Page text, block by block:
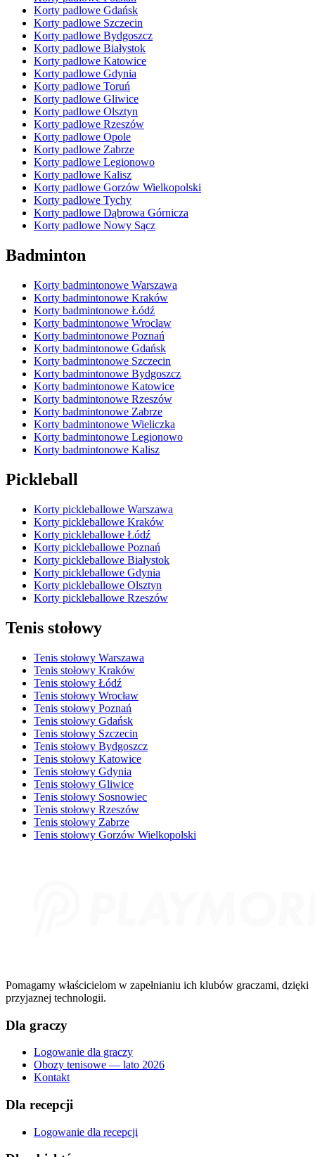
Korty padlowe Gdańsk
Korty padlowe Szczecin
Korty padlowe Bydgoszcz
Korty padlowe Białystok
Korty padlowe Katowice
Korty padlowe Gdynia
Korty padlowe Toruń
Korty padlowe Gliwice
Korty padlowe Olsztyn
Korty padlowe Rzeszów
Korty padlowe Opole
Korty padlowe Zabrze
Korty padlowe Legionowo
Korty padlowe Kalisz
Korty padlowe Gorzów Wielkopolski
Korty padlowe Tychy
Korty padlowe Dąbrowa Górnicza
Korty padlowe Nowy Sącz
Badminton
Korty badmintonowe Warszawa
Korty badmintonowe Kraków
Korty badmintonowe Łódź
Korty badmintonowe Wrocław
Korty badmintonowe Poznań
Korty badmintonowe Gdańsk
Korty badmintonowe Szczecin
Korty badmintonowe Bydgoszcz
Korty badmintonowe Katowice
Korty badmintonowe Rzeszów
Korty badmintonowe Zabrze
Korty badmintonowe Wieliczka
Korty badmintonowe Legionowo
Korty badmintonowe Kalisz
Pickleball
Korty pickleballowe Warszawa
Korty pickleballowe Kraków
Korty pickleballowe Łódź
Korty pickleballowe Poznań
Korty pickleballowe Białystok
Korty pickleballowe Gdynia
Korty pickleballowe Olsztyn
Korty pickleballowe Rzeszów
Tenis stołowy
Tenis stołowy Warszawa
Tenis stołowy Kraków
Tenis stołowy Łódź
Tenis stołowy Wrocław
Tenis stołowy Poznań
Tenis stołowy Gdańsk
Tenis stołowy Szczecin
Tenis stołowy Bydgoszcz
Tenis stołowy Katowice
Tenis stołowy Gdynia
Tenis stołowy Gliwice
Tenis stołowy Sosnowiec
Tenis stołowy Rzeszów
Tenis stołowy Zabrze
Tenis stołowy Gorzów Wielkopolski
Pomagamy właścicielom w zapełnianiu ich klubów graczami, dzięki
przyjaznej technologii.
Dla graczy
Logowanie dla graczy
Obozy tenisowe — lato 2026
Kontakt
Dla recepcji
Logowanie dla recepcji